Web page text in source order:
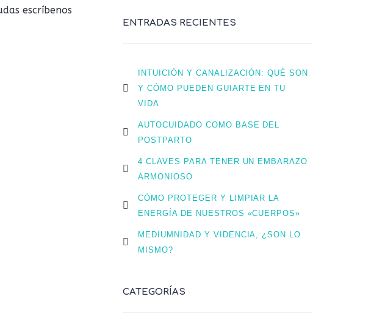
escríbenos
ENTRADAS RECIENTES
INTUICIÓN Y CANALIZACIÓN: QUÉ SON
Y CÓMO PUEDEN GUIARTE EN TU
VIDA
AUTOCUIDADO COMO BASE DEL
POSTPARTO
4 CLAVES PARA TENER UN EMBARAZO
ARMONIOSO
CÓMO PROTEGER Y LIMPIAR LA
ENERGÍA DE NUESTROS «CUERPOS»
MEDIUMNIDAD Y VIDENCIA, ¿SON LO
MISMO?
CATEGORÍAS